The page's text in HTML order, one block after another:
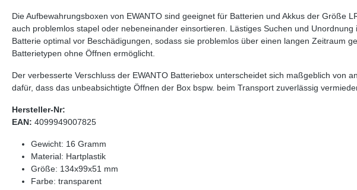
Die Aufbewahrungsboxen von EWANTO sind geeignet für Batterien und Akkus der Größe
auch problemlos stapel oder nebeneinander einsortieren. Lästiges Suchen und
Batterie optimal vor Beschädigungen, sodass sie problemlos über einen langen Zeitraum
Batterietypen ohne Öffnen ermöglicht.
Der verbesserte Verschluss der EWANTO Batteriebox unterscheidet sich maßgeblich von
dafür, dass das unbeabsichtigte Öffnen der Box bspw. beim Transport zuverlässig
Hersteller-Nr:
EAN: 4099949007825
Gewicht: 16 Gramm
Material: Hartplastik
Größe: 134x99x51 mm
Farbe: transparent